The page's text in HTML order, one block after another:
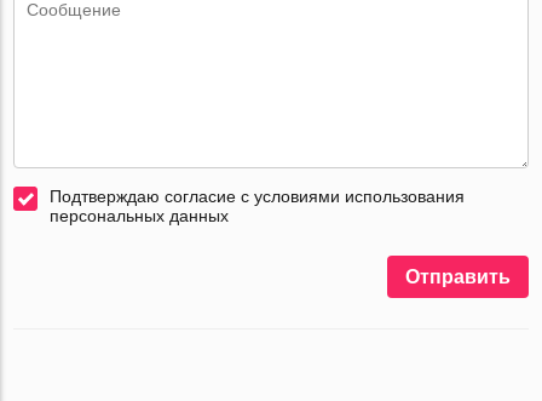
Подтверждаю согласие с условиями использования
персональных данных
Отправить